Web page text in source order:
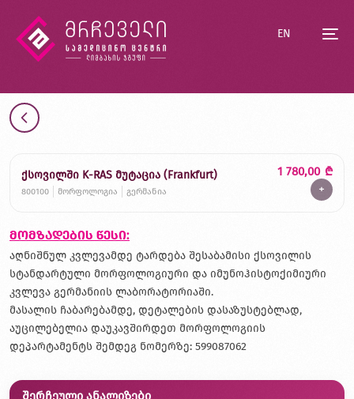
EN
ქსოვილში K-RAS მუტაცია (Frankfurt)
800100 მორფოლოგია გერმანია
1 780,00 ₾
+
მომზადების წესი:
აღნიშნულ კვლევამდე ტარდება შესაბამისი ქსოვილის
სტანდარტული მორფოლოგიური და იმუნოჰისტოქიმიური
კვლევა გერმანიის ლაბორატორიაში.
მასალის ჩაბარებამდე, დეტალების დასაზუსტებლად,
აუცილებელია დაუკავშირდეთ მორფოლოგიის
დეპარტამენტს შემდეგ ნომერზე: 599087062
შერჩეული ანალიზები